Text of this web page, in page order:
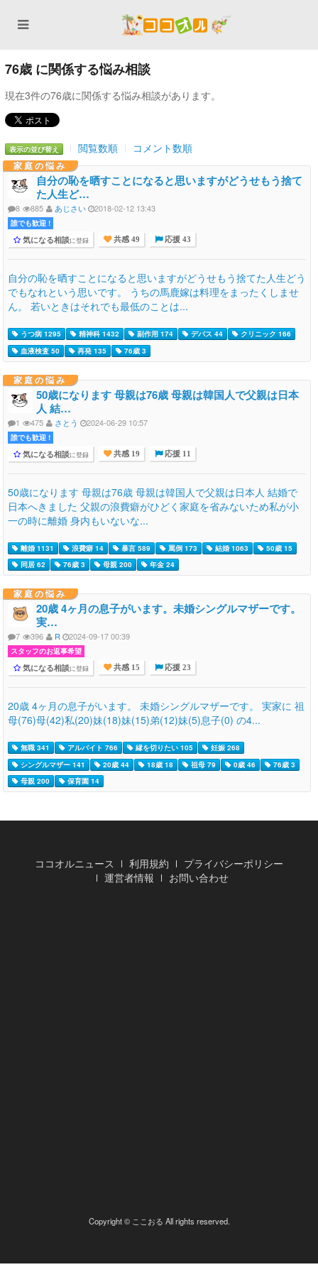
76歳 に関係する悩み相談
現在3件の76歳に関係する悩み相談があります。
表示の並び替え 閲覧数順 コメント数順
家庭の悩み
自分の恥を晒すことになると思いますがどうせもう捨て
た人生ど…
8 885 あじさい 2018-02-12 13:43
誰でも歓迎 !
気になる相談に登録 共感 49 応援 43
自分の恥を晒すことになると思いますがどうせもう捨てた人生どう
でもなれという思いです。 うちの馬鹿嫁は料理をまったくしませ
ん。 若いときはそれでも最低のことは...
うつ病 1295 精神科 1432 副作用 174 デパス 44
クリニック 166
血液検査 50
再発 135 76歳 3
家庭の悩み
50歳になります 母親は76歳 母親は韓国人で父親は日本
人 結…
1 475 さとう 2024-06-29 10:57
誰でも歓迎 !
気になる相談に登録 共感 19 応援 11
50歳になります 母親は76歳 母親は韓国人で父親は日本人 結婚で
日本へきました 父親の浪費癖がひどく家庭を省みないため私が小
一の時に離婚 身内もいないな...
離婚 1131 浪費癖 14 暴言 589 罵倒 173 結婚 1063
50歳 15
同居 62
76歳 3 母親 200 年金 24
家庭の悩み
20歳 4ヶ月の息子がいます。未婚シングルマザーです。
実…
7 396 R 2024-09-17 00:39
スタッフのお返事希望
気になる相談に登録 共感 15 応援 23
20歳 4ヶ月の息子がいます。 未婚シングルマザーです。 実家に 祖
母(76)母(42)私(20)妹(18)妹(15)弟(12)妹(5)息子(0) の4...
無職 341 アルバイト 766 縁を切りたい 105
妊娠 268
シングルマザー 141
20歳 44 18歳 18 祖母 79 0歳 46
76歳 3
母親 200
保育園 14
ココオルニュース 利用規約
プライバシーポリシー
運営者情報
お問い合わせ
Copyright © ここおる All rights reserved.